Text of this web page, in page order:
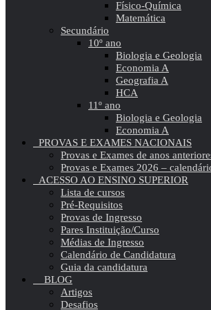
Físico-Química
Matemática
Secundário
10º ano
Biologia e Geologia
Economia A
Geografia A
HCA
11º ano
Biologia e Geologia
Economia A
PROVAS E EXAMES NACIONAIS
Provas e Exames de anos
Provas e Exames 2026 –
ACESSO AO ENSINO SUPERIOR
Lista de cursos
Pré-Requisitos
Provas de Ingresso
Pares Instituição/Curso
Médias de Ingresso
Calendário de Candidatura
Guia da candidatura
BLOG
Artigos
Desafios